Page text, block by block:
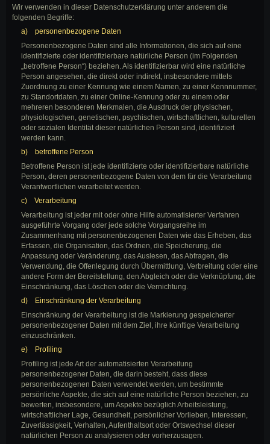
Wir verwenden in dieser Datenschutzerklärung unter anderem die
folgenden Begriffe:
a) personenbezogene Daten
Personenbezogene Daten sind alle Informationen, die sich auf eine
identifizierte oder identifizierbare natürliche Person (im Folgenden
„betroffene Person“) beziehen. Als identifizierbar wird eine natürliche
Person angesehen, die direkt oder indirekt, insbesondere mittels
Zuordnung zu einer Kennung wie einem Namen, zu einer Kennnummer,
zu Standortdaten, zu einer Online-Kennung oder zu einem oder
mehreren besonderen Merkmalen, die Ausdruck der physischen,
physiologischen, genetischen, psychischen, wirtschaftlichen, kulturellen
oder sozialen Identität dieser natürlichen Person sind, identifiziert
werden kann.
b) betroffene Person
Betroffene Person ist jede identifizierte oder identifizierbare natürliche
Person, deren personenbezogene Daten von dem für die Verarbeitung
Verantwortlichen verarbeitet werden.
c) Verarbeitung
Verarbeitung ist jeder mit oder ohne Hilfe automatisierter Verfahren
ausgeführte Vorgang oder jede solche Vorgangsreihe im
Zusammenhang mit personenbezogenen Daten wie das Erheben, das
Erfassen, die Organisation, das Ordnen, die Speicherung, die
Anpassung oder Veränderung, das Auslesen, das Abfragen, die
Verwendung, die Offenlegung durch Übermittlung, Verbreitung oder eine
andere Form der Bereitstellung, den Abgleich oder die Verknüpfung, die
Einschränkung, das Löschen oder die Vernichtung.
d) Einschränkung der Verarbeitung
Einschränkung der Verarbeitung ist die Markierung gespeicherter
personenbezogener Daten mit dem Ziel, ihre künftige Verarbeitung
einzuschränken.
e) Profiling
Profiling ist jede Art der automatisierten Verarbeitung
personenbezogener Daten, die darin besteht, dass diese
personenbezogenen Daten verwendet werden, um bestimmte
persönliche Aspekte, die sich auf eine natürliche Person beziehen, zu
bewerten, insbesondere, um Aspekte bezüglich Arbeitsleistung,
wirtschaftlicher Lage, Gesundheit, persönlicher Vorlieben, Interessen,
Zuverlässigkeit, Verhalten, Aufenthaltsort oder Ortswechsel dieser
natürlichen Person zu analysieren oder vorherzusagen.